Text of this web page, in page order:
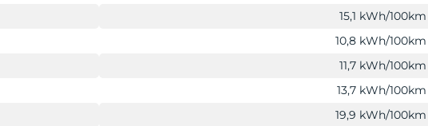
15,1 kWh/100km
10,8 kWh/100km
11,7 kWh/100km
13,7 kWh/100km
19,9 kWh/100km